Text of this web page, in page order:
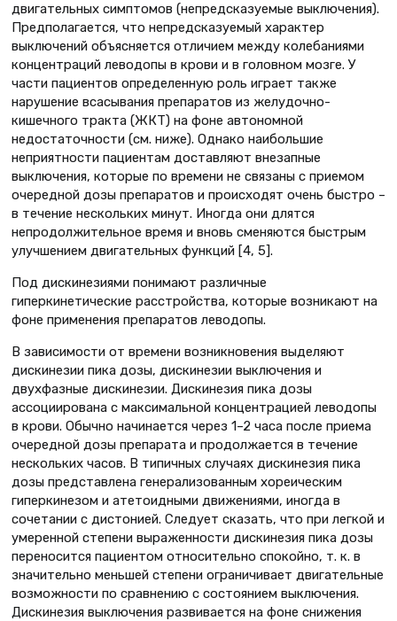
двигательных симптомов (непредсказуемые выключения).
Предполагается, что непредсказуемый характер
выключений объясняется отличием между колебаниями
концентраций леводопы в крови и в головном мозге. У
части пациентов определенную роль играет также
нарушение всасывания препаратов из желудочно-
кишечного тракта (ЖКТ) на фоне автономной
недостаточности (см. ниже). Однако наибольшие
неприятности пациентам доставляют внезапные
выключения, которые по времени не связаны с приемом
очередной дозы препаратов и происходят очень быстро –
в течение нескольких минут. Иногда они длятся
непродолжительное время и вновь сменяются быстрым
улучшением двигательных функций [4, 5].
Под дискинезиями понимают различные
гиперкинетические расстройства, которые возникают на
фоне применения препаратов леводопы.
В зависимости от времени возникновения выделяют
дискинезии пика дозы, дискинезии выключения и
двухфазные дискинезии. Дискинезия пика дозы
ассоциирована с максимальной концентрацией леводопы
в крови. Обычно начинается через 1–2 часа после приема
очередной дозы препарата и продолжается в течение
нескольких часов. В типичных случаях дискинезия пика
дозы представлена генерализованным хореическим
гиперкинезом и атетоидными движениями, иногда в
сочетании с дистонией. Следует сказать, что при легкой и
умеренной степени выраженности дискинезия пика дозы
переносится пациентом относительно спокойно, т. к. в
значительно меньшей степени ограничивает двигательные
возможности по сравнению с состоянием выключения.
Дискинезия выключения развивается на фоне снижения